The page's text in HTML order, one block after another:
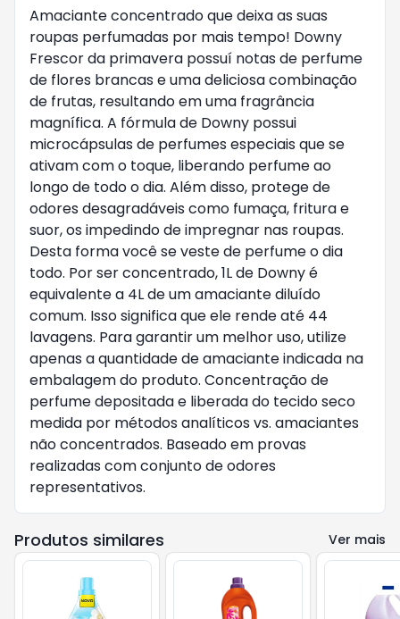
Amaciante concentrado que deixa as suas
roupas perfumadas por mais tempo! Downy
Frescor da primavera possuí notas de perfume
de flores brancas e uma deliciosa combinação
de frutas, resultando em uma fragrância
magnífica. A fórmula de Downy possui
microcápsulas de perfumes especiais que se
ativam com o toque, liberando perfume ao
longo de todo o dia. Além disso, protege de
odores desagradáveis como fumaça, fritura e
suor, os impedindo de impregnar nas roupas.
Desta forma você se veste de perfume o dia
todo. Por ser concentrado, 1L de Downy é
equivalente a 4L de um amaciante diluído
comum. Isso significa que ele rende até 44
lavagens. Para garantir um melhor uso, utilize
apenas a quantidade de amaciante indicada na
embalagem do produto. Concentração de
perfume depositada e liberada do tecido seco
medida por métodos analíticos vs. amaciantes
não concentrados. Baseado em provas
realizadas com conjunto de odores
representativos.
Produtos similares Ver mais